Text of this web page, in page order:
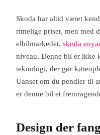
Skoda har altid været
rimelige priser, men med
elbilmarkedet, skoda
niveau. Denne bil er ikke
teknologi, der gør
Uanset om du pendler til
er denne bil et
Design der